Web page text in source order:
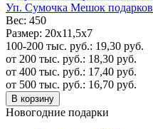
Уп. Сумочка Мешок подарков
Вес: 450
Размер: 20x11,5x7
100-200 тыс. руб.: 19,30 руб.
от 200 тыс. руб.: 18,30 руб.
от 400 тыс. руб.: 17,40 руб.
от 500 тыс. руб.: 16,70 руб.
В корзину
Новогодние подарки